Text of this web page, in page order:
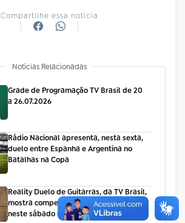
Compartilhe essa notícia
Notícias Relacionadas
Grade de Programação TV Brasil de 20
a 26.07.2026
Rádio Nacional apresenta, nesta sexta,
duelo entre Espanha e Argentina no
Batalhas na Copa
Reality Duelo de Guitarras, da TV Brasil,
mostra competição de bossa e jazz
neste sábado (18/7)